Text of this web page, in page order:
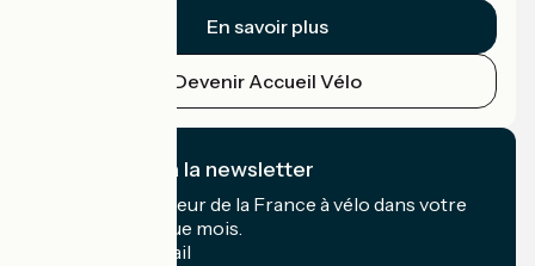
En savoir plus
Devenir Accueil Vélo
Je m'abonne à la newsletter
Recevez le meilleur de la France à vélo dans votre
boîte mail chaque mois.
Mon adresse mail